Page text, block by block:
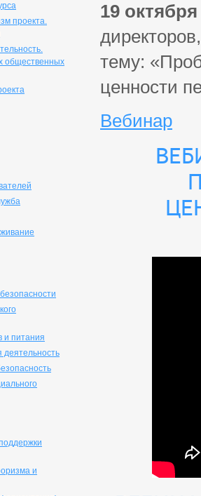
проекта.
общественных
и питания
деятельность
и
19 октября
тему:
ценности
Вебинар